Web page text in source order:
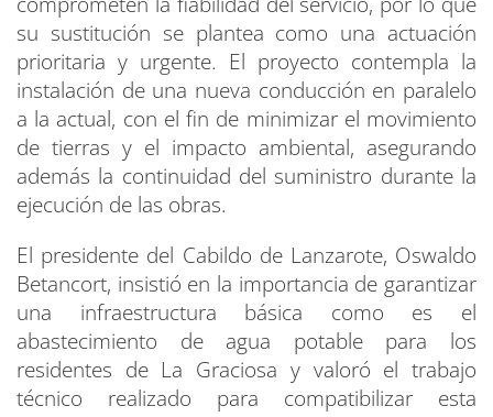
su sustitución se plantea como una actuación
prioritaria y urgente. El proyecto contempla la
instalación de una nueva conducción en paralelo
a la actual, con el fin de minimizar el movimiento
de tierras y el impacto ambiental, asegurando
además la continuidad del suministro durante la
ejecución de las obras.
El presidente del Cabildo de Lanzarote, Oswaldo
Betancort, insistió en la importancia de garantizar
una infraestructura básica como es el
abastecimiento de agua potable para los
residentes de La Graciosa y valoró el trabajo
técnico realizado para compatibilizar esta